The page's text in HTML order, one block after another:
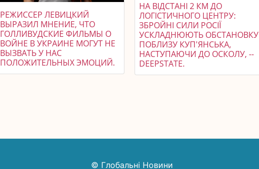
РЕЖИССЕР ЛЕВИЦКИЙ
ВЫРАЗИЛ МНЕНИЕ, ЧТО
ГОЛЛИВУДСКИЕ ФИЛЬМЫ О
ВОЙНЕ В УКРАИНЕ МОГУТ НЕ
ВЫЗВАТЬ У НАС
ПОЛОЖИТЕЛЬНЫХ ЭМОЦИЙ.
НА ВІДСТАНІ 2 КМ ДО
ЛОГІСТИЧНОГО ЦЕНТРУ:
ЗБРОЙНІ СИЛИ РОСІЇ
УСКЛАДНЮЮТЬ ОБСТАНОВКУ
ПОБЛИЗУ КУП'ЯНСЬКА,
НАСТУПАЮЧИ ДО ОСКОЛУ, --
DEEPSTATE.
© Глобальні Новини